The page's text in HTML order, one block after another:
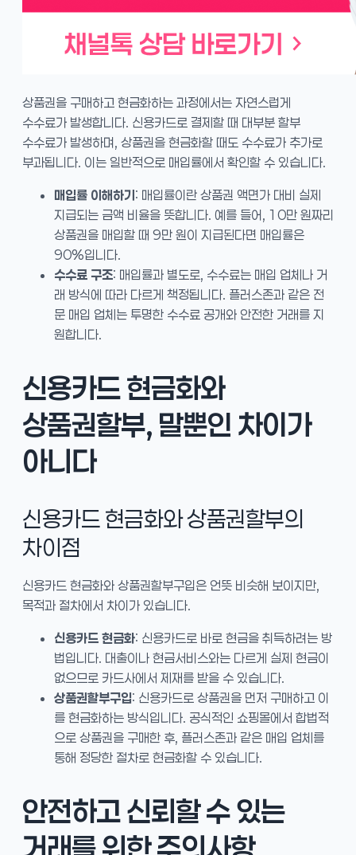
상품권을 구매하고 현금화하는 과정에서는 자연스럽게
수수료가 발생합니다. 신용카드로 결제할 때 대부분 할부
수수료가 발생하며, 상품권을 현금화할 때도 수수료가 추가로
부과됩니다. 이는 일반적으로 매입률에서 확인할 수 있습니다.
매입률 이해하기: 매입률이란 상품권 액면가 대비 실제
지급되는 금액 비율을 뜻합니다. 예를 들어, 10만 원짜리
상품권을 매입할 때 9만 원이 지급된다면 매입률은
90%입니다.
수수료 구조: 매입률과 별도로, 수수료는 매입 업체나 거
래 방식에 따라 다르게 책정됩니다. 플러스존과 같은 전
문 매입 업체는 투명한 수수료 공개와 안전한 거래를 지
원합니다.
신용카드 현금화와
상품권할부, 말뿐인 차이가
아니다
신용카드 현금화와 상품권할부의
차이점
신용카드 현금화와 상품권할부구입은 언뜻 비슷해 보이지만,
목적과 절차에서 차이가 있습니다.
신용카드 현금화: 신용카드로 바로 현금을 취득하려는 방
법입니다. 대출이나 현금서비스와는 다르게 실제 현금이
없으므로 카드사에서 제재를 받을 수 있습니다.
상품권할부구입: 신용카드로 상품권을 먼저 구매하고 이
를 현금화하는 방식입니다. 공식적인 쇼핑몰에서 합법적
으로 상품권을 구매한 후, 플러스존과 같은 매입 업체를
통해 정당한 절차로 현금화할 수 있습니다.
안전하고 신뢰할 수 있는
거래를 위한 주의사항